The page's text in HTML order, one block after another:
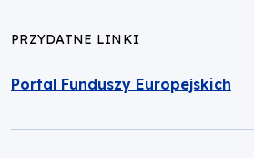
PRZYDATNE LINKI
Portal Funduszy Europejskich